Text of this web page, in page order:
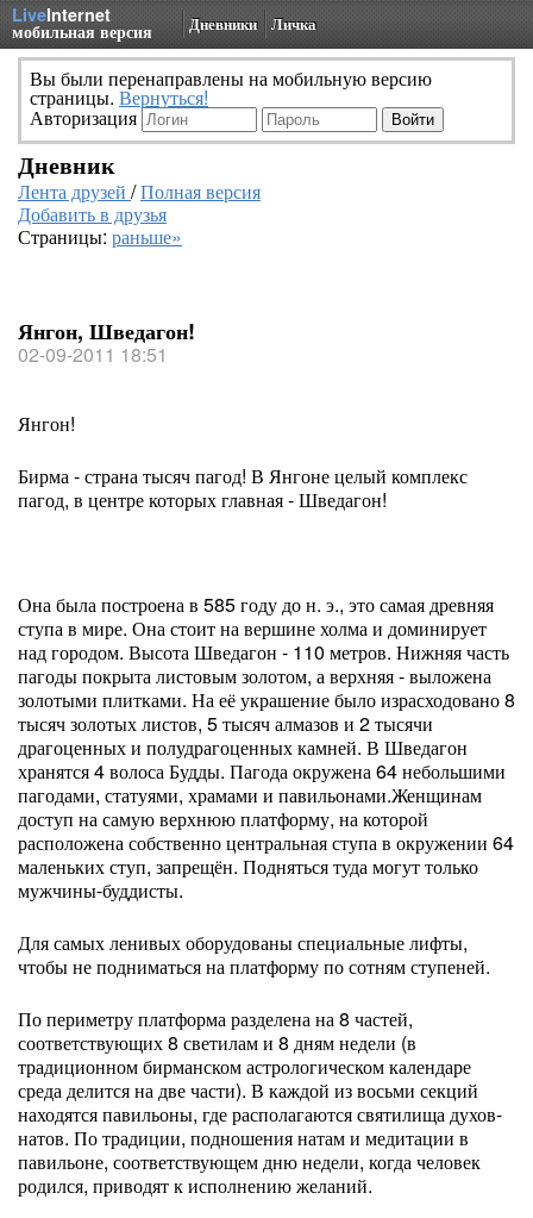
LiveInternet
мобильная версия Дневники Личка
Вы были перенаправлены на мобильную версию
страницы. Вернуться!
Авторизация
Дневник
Лента друзей /Полная версия
Добавить в друзья
Страницы: раньше»
Янгон, Шведагон!
02-09-2011 18:51
Янгон!
Бирма - страна тысяч пагод! В Янгоне целый комплекс
пагод, в центре которых главная - Шведагон!
Она была построена в 585 году до н. э., это самая древняя
ступа в мире. Она стоит на вершине холма и доминирует
над городом. Высота Шведагон - 110 метров. Нижняя часть
пагоды покрыта листовым золотом, а верхняя - выложена
золотыми плитками. На её украшение было израсходовано 8
тысяч золотых листов, 5 тысяч алмазов и 2 тысячи
драгоценных и полудрагоценных камней. В Шведагон
хранятся 4 волоса Будды. Пагода окружена 64 небольшими
пагодами, статуями, храмами и павильонами.Женщинам
доступ на самую верхнюю платформу, на которой
расположена собственно центральная ступа в окружении 64
маленьких ступ, запрещён. Подняться туда могут только
мужчины-буддисты.
Для самых ленивых оборудованы специальные лифты,
чтобы не подниматься на платформу по сотням ступеней.
По периметру платформа разделена на 8 частей,
соответствующих 8 светилам и 8 дням недели (в
традиционном бирманском астрологическом календаре
среда делится на две части). В каждой из восьми секций
находятся павильоны, где располагаются святилища духов-
натов. По традиции, подношения натам и медитации в
павильоне, соответствующем дню недели, когда человек
родился, приводят к исполнению желаний.